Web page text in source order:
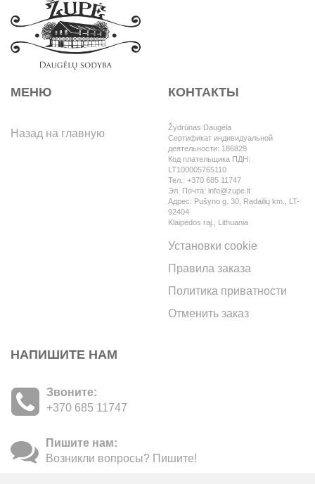
МЕНЮ
Назад на главную
КОНТАКТЫ
Žydrūnas Daugėla
Сертификат индивидуальной
деятельности: 186829
Код плательщика ПДН:
LT100005765110
Тел.: +370 685 11747
Эл. Почта: info@zupe.lt
Aдрес: Pušyno g. 30, Radailių km., LT-
92404
Klaipėdos raj., Lithuania
Установки cookie
Правила заказа
Политика приватности
Отменить заказ
НАПИШИТЕ НАМ
Звоните:
+370 685 11747
Пишите нам:
Возникли вопросы? Пишите!